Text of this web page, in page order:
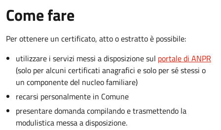
Come fare
Per ottenere un certificato, atto o estratto è possibile:
utilizzare i servizi messi a disposizione sul portale di ANPR
(solo per alcuni certificati anagrafici e solo per sé stessi o
un componente del nucleo familiare)
recarsi personalmente in Comune
presentare domanda compilando e trasmettendo la
modulistica messa a disposizione.